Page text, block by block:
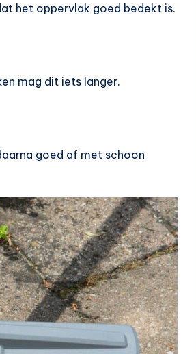
het oppervlak goed bedekt is.
mag dit iets langer.
goed af met schoon